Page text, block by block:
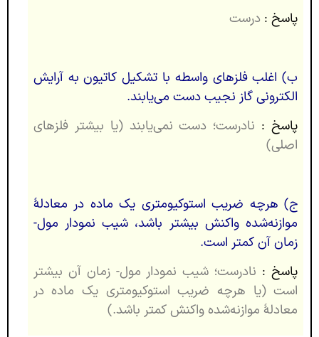
پاسخ : درست
ب) اغلب فلزهای واسطه با تشکیل کاتیون به آرایش
الکترونی گاز نجیب دست می‌یابند.
پاسخ : نادرست؛ دست نمی‌یابند (یا بیشتر فلزهای
اصلی)
ج) هرچه ضریب استوکیومتری یک ماده در معادلۀ
موازنه‌شده واکنش بیشتر باشد، شیب نمودار مول-
زمان آن کمتر است.
پاسخ : نادرست؛ شیب نمودار مول- زمان آن بیشتر
است (یا هرچه ضریب استوکیومتری یک ماده در
معادلۀ موازنه‌شده واکنش کمتر باشد.)